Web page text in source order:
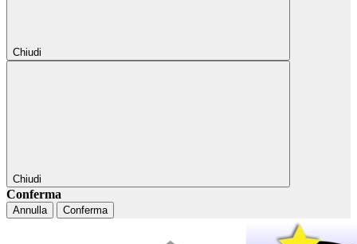
Chiudi
Chiudi
Conferma
Annulla Conferma